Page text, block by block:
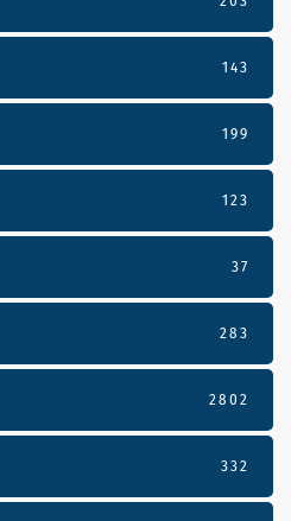
143
199
123
37
283
2802
332